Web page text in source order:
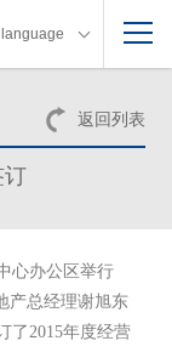
language
返回列表
订
心办公区举行
产总经理谢旭东
了2015年度经营